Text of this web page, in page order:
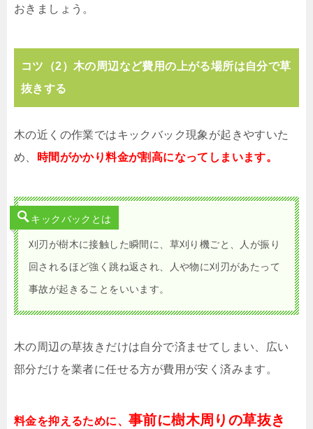
おきましょう。
コツ（2）木の周辺など費用の上がる場所は自分で草
抜きする
木の近くの作業ではキックバック現象が起きやすいた
め、
時間がかかり料金が割高になってしまいます。
キックバックとは
刈刃が樹木に接触した瞬間に、草刈り機ごと、人が振り
回されるほど強く跳ね返され、人や物に刈刃があたって
事故が起きることをいいます。
木の周辺の草抜きだけは自分で済ませてしまい、広い
部分だけを業者に任せる方が費用が安く済みます。
料金を抑えるために、 事前に樹木周りの草抜き